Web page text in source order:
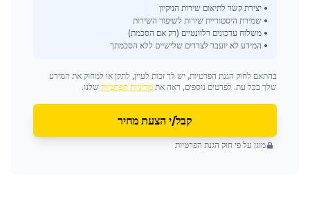
• יצירת קשר לתיאום שירות הניקיון
• שמירת היסטוריית שירות לשיפור השירות
• משלוח עדכונים רלוונטיים (רק אם הסכמת)
• המידע לא יועבר לצדדים שלישיים ללא הסכמתך
בהתאם לחוק הגנת הפרטיות, יש לך זכות לעיין, לתקן או למחוק את המידע
שלך בכל עת. לפרטים נוספים, ראה את מדיניות הפרטיות שלנו.
קבל/י הצעת מחיר
מוגן על פי חוק הגנת הפרטיות